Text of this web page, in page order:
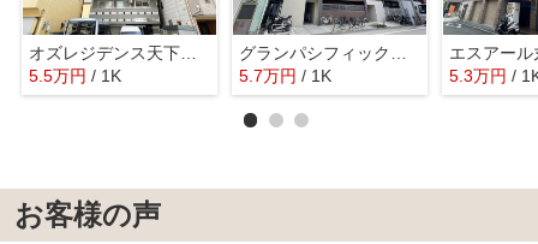
オズレジデンス天下茶屋
5.5万円 / 1K
5.7万円 / 1K
エスアール
5.3万円 /
お客様の声